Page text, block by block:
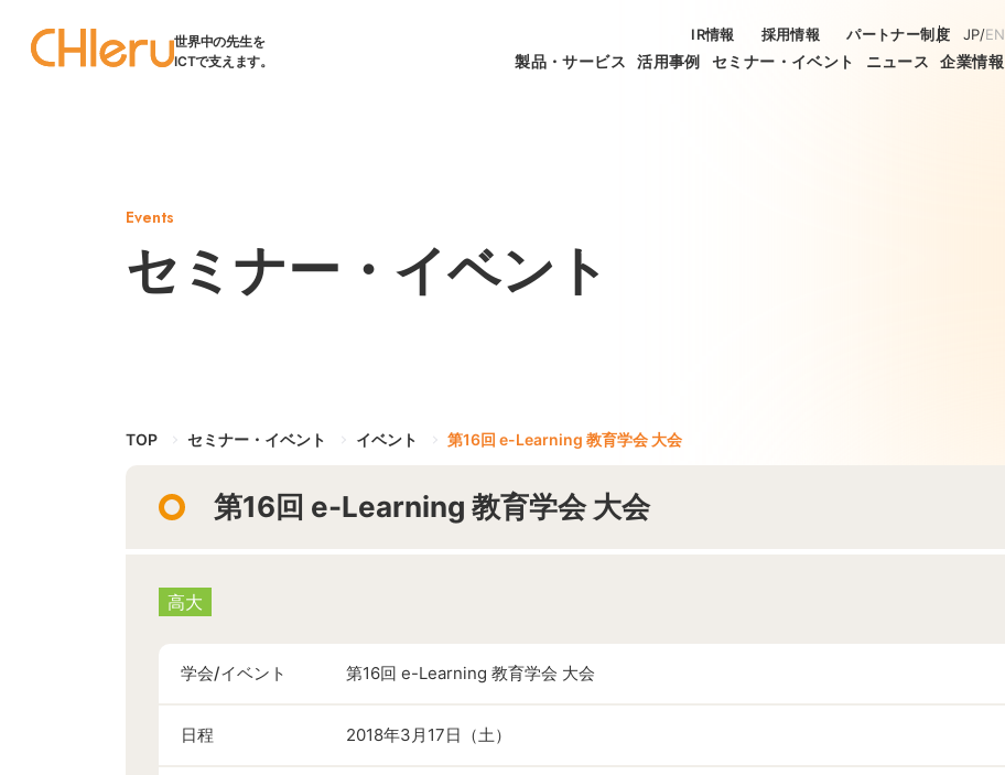
世界中の先生を
ICTで支えます。
製品・サービス 活用事例 セミナー・イベント ニュース 企業情報
IR情報 採用情報 パートナー制度 JP/EN
Events
セミナー・イベント
TOP セミナー・イベント イベント 第16回 e-Learning 教育学会 大会
第16回 e-Learning 教育学会 大会
高大
学会/イベント 第16回 e-Learning 教育学会 大会
日程 2018年3月17日（土）